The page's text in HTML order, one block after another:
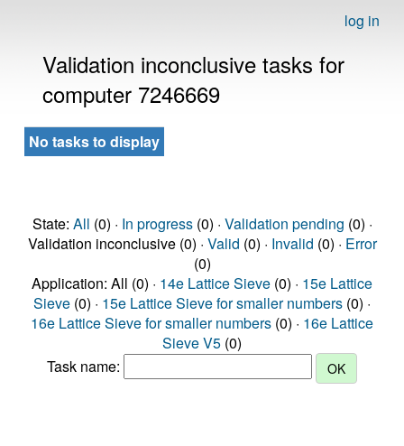
log in
Validation inconclusive tasks for
computer 7246669
No tasks to display
State: All (0) · In progress(0) · Validation pending (0) ·
Validation inconclusive (0) · Valid (0) · Invalid (0) · Error
(0)
Application: All (0) · 14e Lattice Sieve (0) · 15e Lattice
Sieve (0) · 15e Lattice Sieve for smaller numbers (0) ·
16e Lattice Sieve for smaller numbers (0) · 16e Lattice
Sieve V5 (0)
Task name: